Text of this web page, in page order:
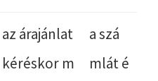
az árajánlat
kéréskor m
a szá
mlát é